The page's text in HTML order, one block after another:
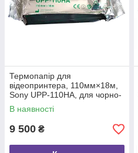
Термопапір для
відеопринтера, 110мм×18м,
Sony UPP-110HA, для чорно-
білого друку, тип II, 10
рулонів
В наявності
9 500 ₴